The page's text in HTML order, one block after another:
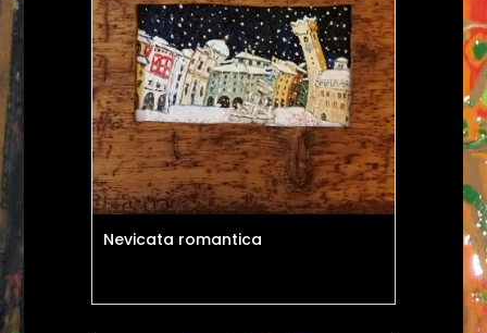
Nevicata romantica